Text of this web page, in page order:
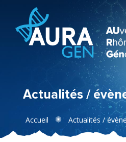
Actualités /
Accueil
Actualités /
AURAGENews #3 est disponible